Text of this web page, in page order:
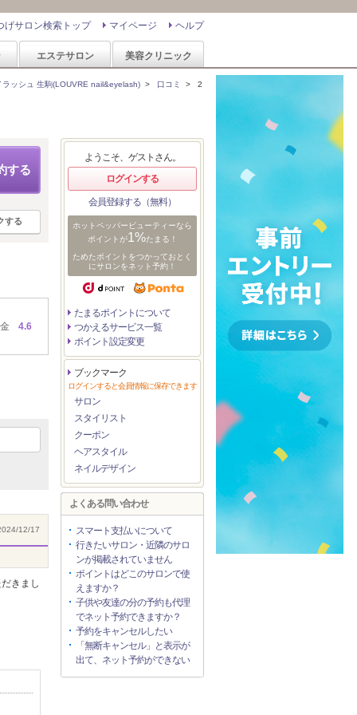
ヘルプ
マイページ
げサロン検索トップ
エステサロン 美容クリニック
ラッシュ 生駒(LOUVRE nail&eyelash) > 口コミ > 2
する
する
4.6
12/17
きまし
ようこそ、ゲストさん。
ログインする
会員登録する（無料）
ホットペッパービューティーなら
ポイントが1%たまる！
ためたポイントをつかっておとく
にサロンをネット予約！
たまるポイントについて
つかえるサービス一覧
ポイント設定変更
ブックマーク
ログインすると会員情報に保存できます
サロン
スタイリスト
クーポン
ヘアスタイル
ネイルデザイン
よくある問い合わせ
スマート支払いについて
行きたいサロン・近隣のサロ
ンが掲載されていません
ポイントはどこのサロンで使
えますか？
子供や友達の分の予約も代理
でネット予約できますか？
予約をキャンセルしたい
「無断キャンセル」と表示が
出て、ネット予約ができない